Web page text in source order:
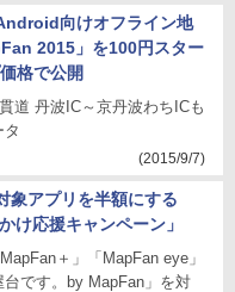
向けオフライン地
2015」を100円スター
格で公開
道 丹波IC～京丹波わちICも
(2015/9/7)
象アプリを半額にする
け応援キャンペーン」
＋」「MapFan eye」
台です。by MapFan」を対